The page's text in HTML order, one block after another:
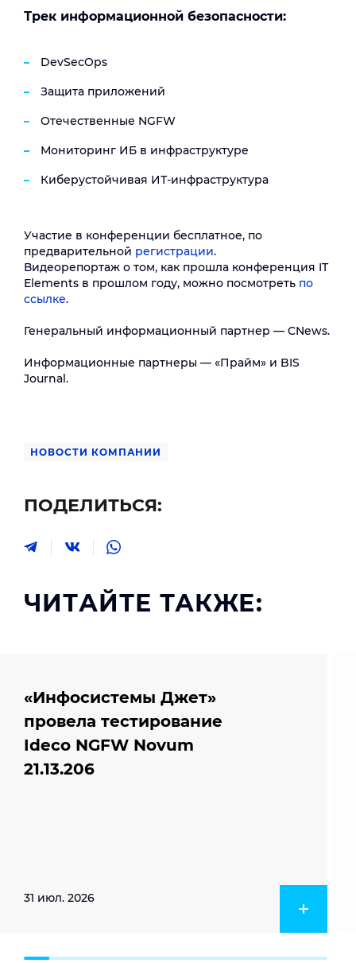
Трек информационной безопасности:
DevSecOps
Защита приложений
Отечественные NGFW
Мониторинг ИБ в инфраструктуре
Киберустойчивая ИТ-инфраструктура
Участие в конференции бесплатное, по
предварительной регистрации.
Видеорепортаж о том, как прошла конференция IT
Elements в прошлом году, можно посмотреть по
ссылке.
Генеральный информационный партнер — CNews.
Информационные партнеры — «Прайм» и BIS
Journal.
НОВОСТИ КОМПАНИИ
ПОДЕЛИТЬСЯ:
ЧИТАЙТЕ ТАКЖЕ:
«Инфосистемы Джет»
провела тестирование
Ideco NGFW Novum
21.13.206
31 июл. 2026